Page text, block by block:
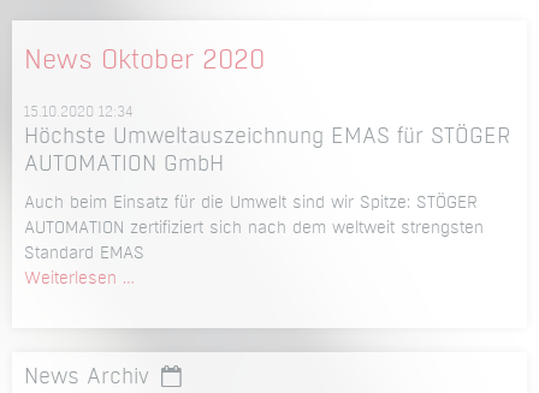
News Oktober 2020
15.10.2020 12:34
Höchste Umweltauszeichnung EMAS für STÖGER
AUTOMATION GmbH
Auch beim Einsatz für die Umwelt sind wir Spitze: STÖGER
AUTOMATION zertifiziert sich nach dem weltweit strengsten
Standard EMAS
Weiterlesen …
EMAS
für
STÖGER
News Archiv